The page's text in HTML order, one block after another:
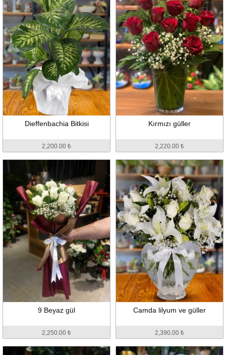
Dieffenbachia Bitkisi
2,200.00 ₺
Kırmızı güller
2,220.00 ₺
9 Beyaz gül
2,250.00 ₺
Camda lilyum ve güller
2,390.00 ₺